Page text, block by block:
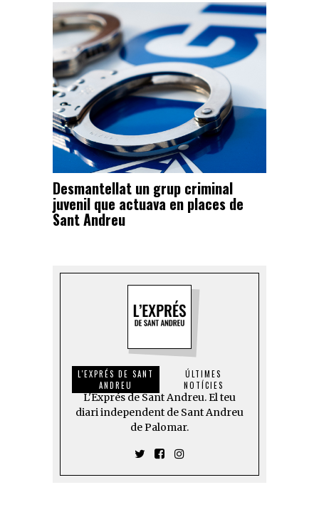
Desmantellat un grup criminal
juvenil que actuava en places de
Sant Andreu
L'EXPRÉS DE SANT
ANDREU
ÚLTIMES
NOTÍCIES
L'Exprés de Sant Andreu. El teu
diari independent de Sant Andreu
de Palomar.